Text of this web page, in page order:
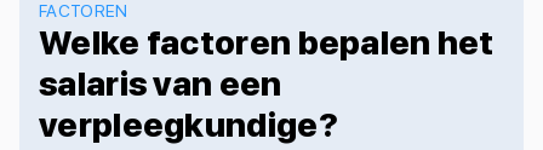
FACTOREN
Welke factoren bepalen het
salaris van een
verpleegkundige?